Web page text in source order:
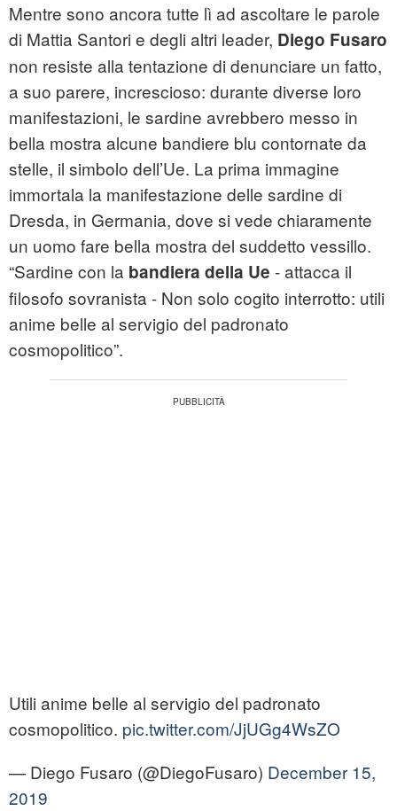
Mentre sono ancora tutte lì ad ascoltare le parole
di Mattia Santori e degli altri leader, Diego Fusaro
non resiste alla tentazione di denunciare un fatto,
a suo parere, increscioso: durante diverse loro
manifestazioni, le sardine avrebbero messo in
bella mostra alcune bandiere blu contornate da
stelle, il simbolo dell’Ue. La prima immagine
immortala la manifestazione delle sardine di
Dresda, in Germania, dove si vede chiaramente
un uomo fare bella mostra del suddetto vessillo.
“Sardine con la bandiera della Ue - attacca il
filosofo sovranista - Non solo cogito interrotto: utili
anime belle al servigio del padronato
cosmopolitico”.
Utili anime belle al servigio del padronato
cosmopolitico. pic.twitter.com/JjUGg4WsZO
— Diego Fusaro (@DiegoFusaro) December 15,
2019